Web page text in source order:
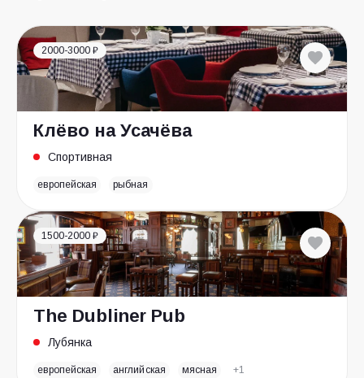
2000-3000 ₽
Клёво на Усачёва
Спортивная
европейская рыбная
1500-2000 ₽
The Dubliner Pub
Лубянка
европейская английская мясная +1